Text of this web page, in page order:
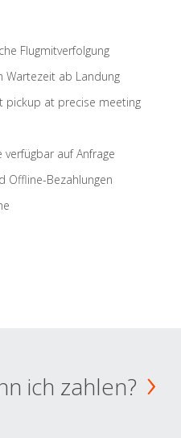
Flugmitverfolgung
Wartezeit ab Landung
pickup at precise meeting
verfügbar auf Anfrage
Offline-Bezahlungen
ich zahlen?